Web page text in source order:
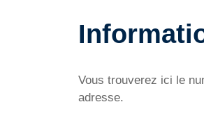
Vous trouverez ici le
adresse.